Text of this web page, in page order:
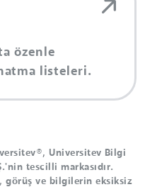
özenle
listeleri.
Universitev Bilgi
tescilli markasıdır.
görüş ve bilgilerin eksiksiz